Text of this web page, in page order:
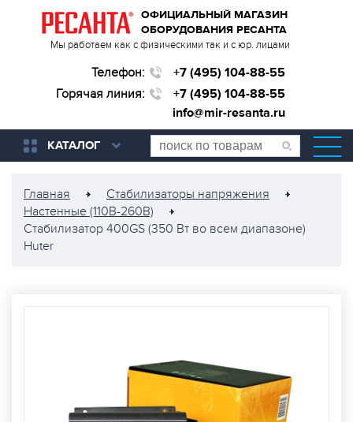
ОФИЦИАЛЬНЫЙ МАГАЗИН
ОБОРУДОВАНИЯ РЕСАНТА
Мы работаем как с физическими так и с юр. лицами
Телефон:
+7 (495) 104-88-55
Горячая линия:
+7 (495) 104-88-55
info@mir-resanta.ru
КАТАЛОГ
Главная
Стабилизаторы напряжения
Настенные (110В-260В)
Стабилизатор 400GS (350 Вт во всем диапазоне)
Huter